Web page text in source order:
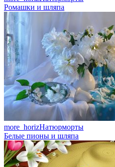
Ромашки и шляпа
more_horizНатюрморты
Белые пионы и шляпа